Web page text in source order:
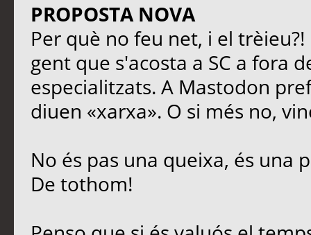
PROPOSTA NOVA
Per què no feu net, i el
gent que s'acosta a SC a fora
especialitzats. A Mastodon
diuen «xarxa». O si més no,
No és pas una queixa, és
De tothom!